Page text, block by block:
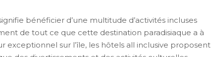
bénéficier d’une multitude d’activités incluses
de tout ce que cette destination paradisiaque a à
exceptionnel sur l’île, les hôtels all inclusive proposent